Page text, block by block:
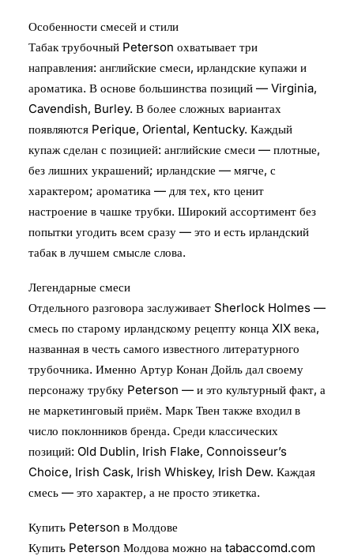
Особенности смесей и стили
Табак трубочный Peterson охватывает три
направления: английские смеси, ирландские купажи и
ароматика. В основе большинства позиций — Virginia,
Cavendish, Burley. В более сложных вариантах
появляются Perique, Oriental, Kentucky. Каждый
купаж сделан с позицией: английские смеси — плотные,
без лишних украшений; ирландские — мягче, с
характером; ароматика — для тех, кто ценит
настроение в чашке трубки. Широкий ассортимент без
попытки угодить всем сразу — это и есть ирландский
табак в лучшем смысле слова.
Легендарные смеси
Отдельного разговора заслуживает Sherlock Holmes —
смесь по старому ирландскому рецепту конца XIX века,
названная в честь самого известного литературного
трубочника. Именно Артур Конан Дойль дал своему
персонажу трубку Peterson — и это культурный факт, а
не маркетинговый приём. Марк Твен также входил в
число поклонников бренда. Среди классических
позиций: Old Dublin, Irish Flake, Connoisseur’s
Choice, Irish Cask, Irish Whiskey, Irish Dew. Каждая
смесь — это характер, а не просто этикетка.
Купить Peterson в Молдове
Купить Peterson Молдова можно на tabaccomd.com